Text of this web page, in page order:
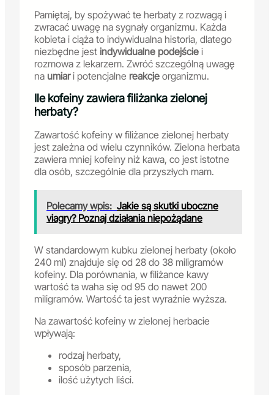
Pamiętaj, by spożywać te herbaty z rozwagą i
zwracać uwagę na sygnały organizmu. Każda
kobieta i ciąża to indywidualna historia, dlatego
niezbędne jest indywidualne podejście i
rozmowa z lekarzem. Zwróć szczególną uwagę
na umiari potencjalne reakcje organizmu.
Ile kofeiny zawiera filiżanka zielonej
herbaty?
Zawartość kofeiny w filiżance zielonej herbaty
jest zależna od wielu czynników. Zielona herbata
zawiera mniej kofeiny niż kawa, co jest istotne
dla osób, szczególnie dla przyszłych mam.
Polecamy wpis: Jakie są skutki uboczne
viagry? Poznaj działania niepożądane
W standardowym kubku zielonej herbaty (około
240 ml) znajduje się od 28 do 38 miligramów
kofeiny. Dla porównania, w filiżance kawy
wartość ta waha się od 95 do nawet 200
miligramów. Wartość ta jest wyraźnie wyższa.
Na zawartość kofeiny w zielonej herbacie
wpływają:
rodzaj herbaty,
sposób parzenia,
ilość użytych liści.